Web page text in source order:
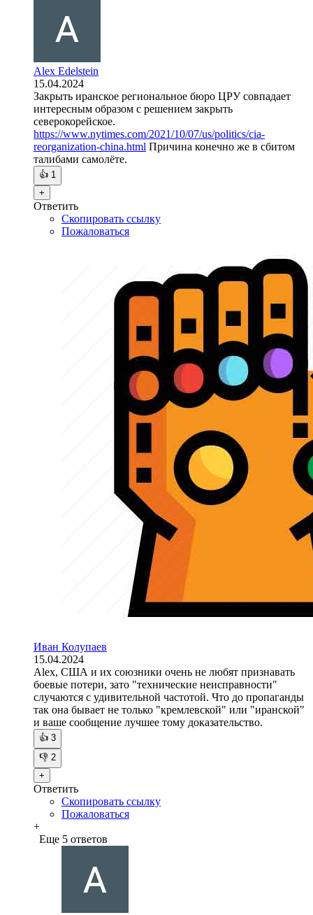
Alex Edelstein
15.04.2024
Закрыть иранское региональное бюро ЦРУ совпадает
интересным образом с решением закрыть
северокорейское.
https://www.nytimes.com/2021/10/07/us/politics/cia-
reorganization-china.html Причина конечно же в сбитом
талибами самолёте.
👍 1
+
Ответить
Скопировать ссылку
Пожаловаться
Иван Колупаев
15.04.2024
Alex, США и их союзники очень не любят признавать
боевые потери, зато "технические неисправности"
случаются с удивительной частотой. Что до пропаганды
так она бывает не только "кремлевской" или "иранской"
и ваше сообщение лучшее тому доказательство.
👍 3
👎 2
+
Ответить
Скопировать ссылку
Пожаловаться
+
Еще 5 ответов